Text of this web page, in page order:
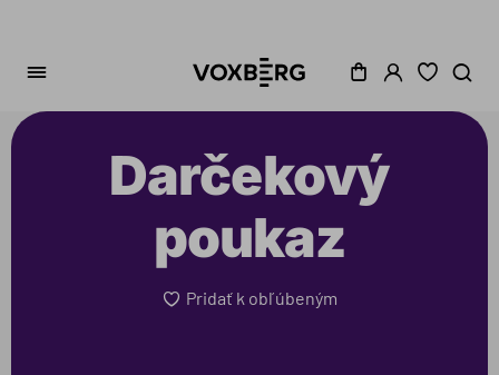
Darčekový
poukaz
Pridať k obľúbeným